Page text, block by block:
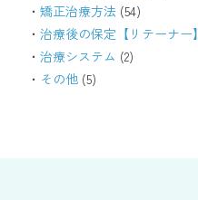
矯正治療方法 (54)
治療後の保定【リテーナー】
治療システム (2)
その他 (5)